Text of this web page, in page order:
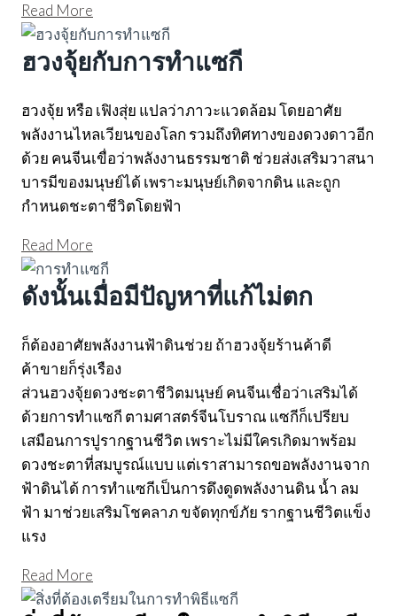
Read More
ฮวงจุ้ยกับการทำแซกี
ฮวงจุ้ย หรือ เฟิงสุ่ย แปลว่าภาวะแวดล้อม โดยอาศัย
พลังงานไหลเวียนของโลก รวมถึงทิศทางของดวงดาวอีก
ด้วย คนจีนเขื่อว่าพลังงานธรรมชาติ ช่วยส่งเสริมวาสนา
บารมีของมนุษย์ได้ เพราะมนุษย์เกิดจากดิน และถูก
กำหนดชะตาชีวิตโดยฟ้า
Read More
ดังนั้นเมื่อมีปัญหาที่แก้ไม่ตก
ก็ต้องอาศัยพลังงานฟ้าดินช่วย ถ้าฮวงจุ้ยร้านค้าดี
ค้าขายก็รุ่งเรือง
ส่วนฮวงจุ้ยดวงชะตาชีวิตมนุษย์ คนจีนเชื่อว่าเสริมได้
ด้วยการทำแซกี ตามศาสตร์จีนโบราณ แซกีก็เปรียบ
เสมือนการปูรากฐานชีวิต เพราะไม่มีใครเกิดมาพร้อม
ดวงชะตาที่สมบูรณ์แบบ แต่เราสามารถขอพลังงานจาก
ฟ้าดินได้ การทำแซกีเป็นการดึงดูดพลังงานดิน น้ำ ลม
ฟ้า มาช่วยเสริมโชคลาภ ขจัดทุกข์ภัย รากฐานชีวิตแข็ง
แรง
Read More